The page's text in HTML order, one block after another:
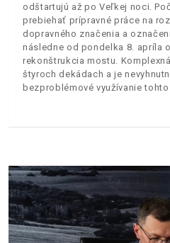
odštartujú až po Veľkej noci.
prebiehať prípravné práce na
dopravného značenia a
následne od pondelka 8. apríla
rekonštrukcia mostu.
štyroch dekádach a je
bezproblémové využívanie